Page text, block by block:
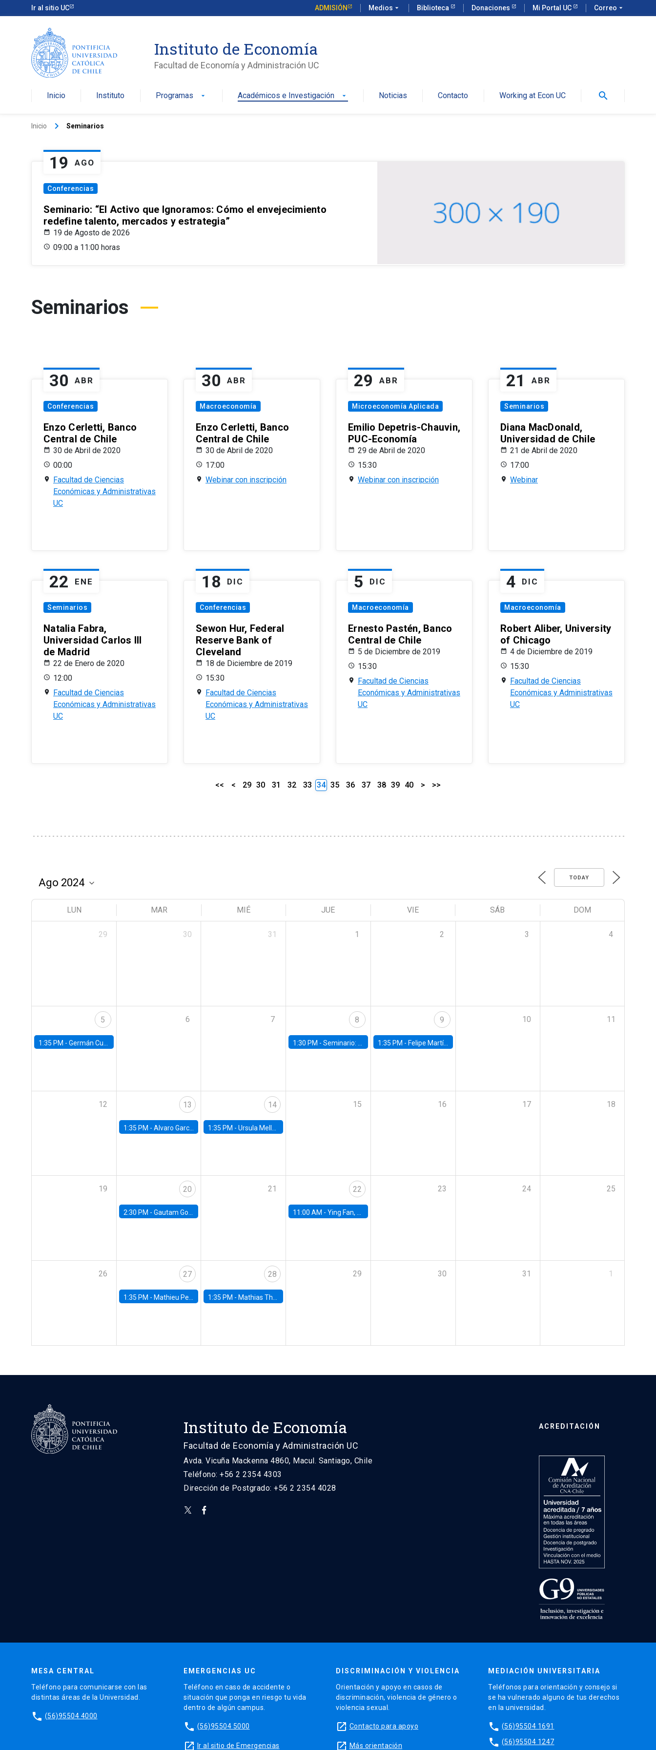
Ir al sitio UC ADMISIÓN Medios arrow_drop_down Biblioteca Donaciones Mi Portal UC Correo arrow_drop_down
Instituto de Economía
Facultad de Economía y Administración UC
Inicio Instituto Programas arrow_drop_down Académicos e Investigación arrow_drop_down Noticias Contacto Working at Econ UC search
Inicio keyboard_arrow_right Seminarios
19 AGO
Conferencias
Seminario: “El Activo que Ignoramos: Cómo el envejecimiento
redefine talento, mercados y estrategia”
19 de Agosto de 2026
09:00 a 11:00 horas
Seminarios
30 ABR
Conferencias
Enzo Cerletti, Banco
Central de Chile
30 de Abril de 2020
00:00
Facultad de Ciencias
Económicas y Administrativas
UC
30 ABR
Macroeconomía
Enzo Cerletti, Banco
Central de Chile
30 de Abril de 2020
17:00
Webinar con inscripción
29 ABR
Microeconomía Aplicada
Emilio Depetris-Chauvin,
PUC-Economía
29 de Abril de 2020
15:30
Webinar con inscripción
21 ABR
Seminarios
Diana MacDonald,
Universidad de Chile
21 de Abril de 2020
17:00
Webinar
22 ENE
Seminarios
Natalia Fabra,
Universidad Carlos III
de Madrid
22 de Enero de 2020
12:00
Facultad de Ciencias
Económicas y Administrativas
UC
18 DIC
Conferencias
Sewon Hur, Federal
Reserve Bank of
Cleveland
18 de Diciembre de 2019
15:30
Facultad de Ciencias
Económicas y Administrativas
UC
5 DIC
Macroeconomía
Ernesto Pastén, Banco
Central de Chile
5 de Diciembre de 2019
15:30
Facultad de Ciencias
Económicas y Administrativas
UC
4 DIC
Macroeconomía
Robert Aliber, University
of Chicago
4 de Diciembre de 2019
15:30
Facultad de Ciencias
Económicas y Administrativas
UC
<< < 29 30 31 32 33 34 35 36 37 38 39 40 > >>
TODAY
LUN MAR MIÉ JUE VIE SÁB DOM
29 30 31 1 2 3 4
5
1:35 PM - Germán Cubas, University of Houston
6 7 8
1:30 PM -Seminario: “Recuperando la humanidad para progresar en la era de la IA»
9
1:35 PM - Felipe Martínez, alumno Doctorado en Economía UC
10 11
12 13
1:35 PM - Alvaro Garcia-Marin, Universidad de Los Andes
14
1:35 PM -Ursula Mello, Insper - Institute of Education and Research
15 16 17 18
19 20
2:30 PM - Gautam Gowrisankaran, Columbia University
21 22
11:00 AM -Ying Fan, University of Michigan
23 24 25
26 27
1:35 PM - Mathieu Pedemonte, IDB
28
1:35 PM - Mathias Thoenig, University of Lausanne
29 30 31 1
Instituto de Economía
Facultad de Economía y Administración UC
Avda. Vicuña Mackenna 4860, Macul. Santiago, Chile
Teléfono: +56 2 2354 4303
Dirección de Postgrado: +56 2 2354 4028
ACREDITACIÓN
MESA CENTRAL
Teléfono para comunicarse con las
distintas áreas de la Universidad.
phone (56)95504 4000
EMERGENCIAS UC
Teléfono en caso de accidente o
situación que ponga en riesgo tu vida
dentro de algún campus.
phone (56)95504 5000
launch Ir al sitio de Emergencias
DISCRIMINACIÓN Y VIOLENCIA
Orientación y apoyo en casos de
discriminación, violencia de género o
violencia sexual.
launch Contacto para apoyo
launch Más orientación
MEDIACIÓN UNIVERSITARIA
Teléfonos para orientación y consejo si
se ha vulnerado alguno de tus derechos
en la universidad.
phone (56)95504 1691
phone (56)95504 1247